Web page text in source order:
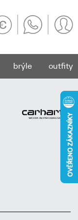
brýle outfity